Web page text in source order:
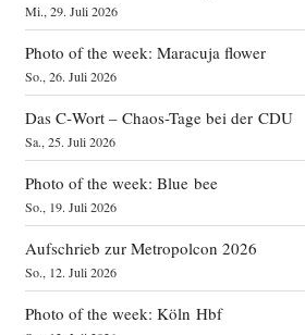
Mi., 29. Juli 2026
Photo of the week: Maracuja flower
So., 26. Juli 2026
Das C‑Wort – Chaos-Tage bei der CDU
Sa., 25. Juli 2026
Photo of the week: Blue bee
So., 19. Juli 2026
Aufschrieb zur Metropolcon 2026
So., 12. Juli 2026
Photo of the week: Köln Hbf